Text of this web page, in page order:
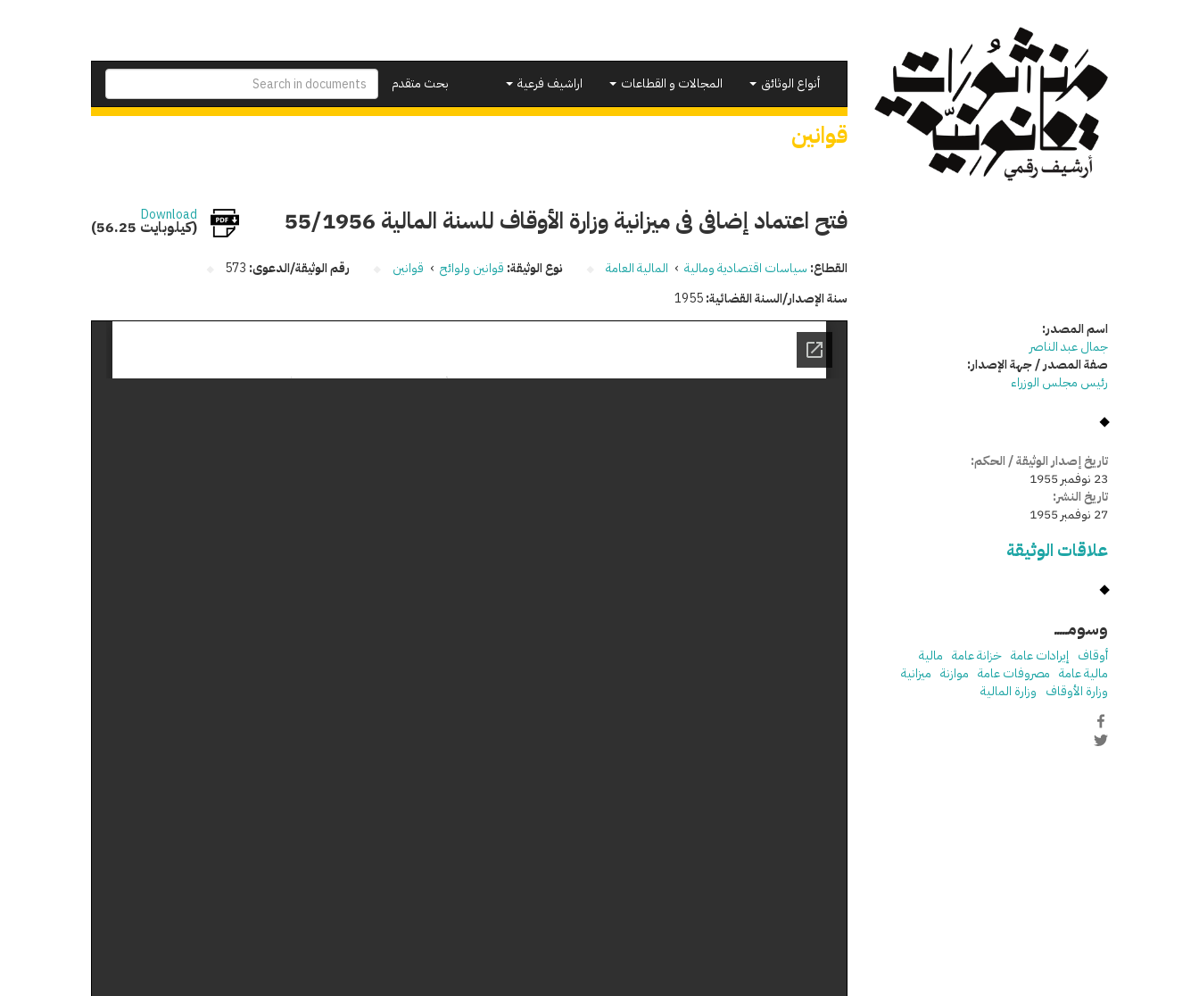
بحث متقدم
أنواع الوثائق المجالات و القطاعات اراشيف فرعية
قوانين
فتح اعتماد إضافى فى ميزانية وزارة الأوقاف للسنة المالية 55/1956 Download
(56.25 كيلوبايت)
القطاع: سياسات اقتصادية ومالية › المالية العامة نوع الوثيقة: قوانين ولوائح › قوانين رقم الوثيقة/الدعوى: 573
سنة الإصدار/السنة القضائية:1955
اسم المصدر:
جمال عبد الناصر
صفة المصدر / جهة الإصدار:
رئيس مجلس الوزراء
تاريخ إصدار الوثيقة / الحكم:
23 نوفمبر 1955
تاريخ النشر:
27 نوفمبر 1955
علاقات الوثيقة
وسومـــــ
أوقاف إيرادات عامة خزانة عامة مالية
مالية عامة مصروفات عامة موازنة ميزانية
وزارة الأوقاف وزارة المالية